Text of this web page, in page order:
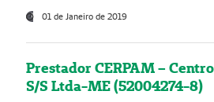
01 de Janeiro de 2019
Prestador CERPAM –
S/S Ltda-ME (52004274-8)